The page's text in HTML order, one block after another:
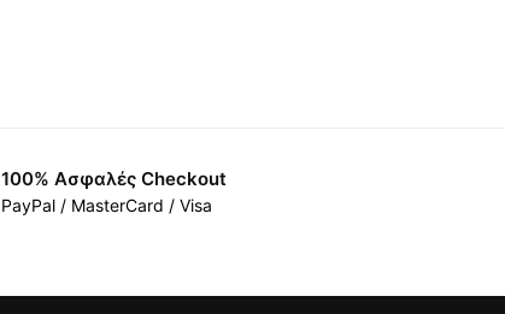
100% Ασφαλές Checkout
PayPal / MasterCard / Visa